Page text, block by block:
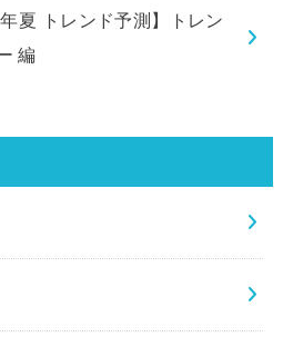
年夏 トレンド予測】トレン
編